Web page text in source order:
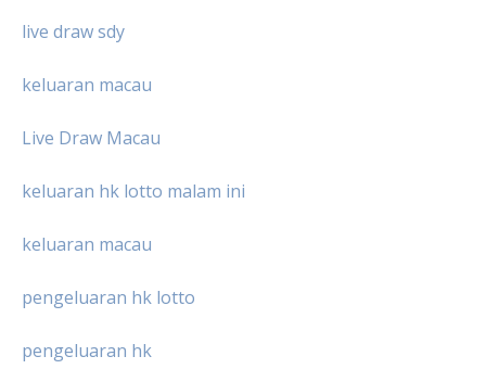
live draw sdy
keluaran macau
Live Draw Macau
keluaran hk lotto malam ini
keluaran macau
pengeluaran hk lotto
pengeluaran hk